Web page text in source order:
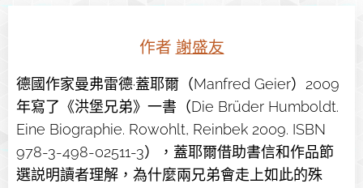
作者 謝盛友
德國作家曼弗雷德·蓋耶爾（Manfred Geier）2009
年寫了《洪堡兄弟》一書（Die Brüder Humboldt.
Eine Biographie. Rowohlt, Reinbek 2009. ISBN
978-3-498-02511-3），蓋耶爾借助書信和作品節
選説明讀者理解，為什麼兩兄弟會走上如此的殊